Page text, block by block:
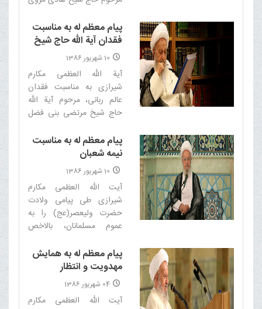
ایشان بدین شرح است:‌
پیام معظم له به مناسبت
فقدان آیة الله حاج شیخ
مرتضی بنی فضل
10 شهریور 1386
آیة الله العظمی مکارم
شیرازی به مناسبت فقدان
عالم ربانی، مرحوم آیة الله
حاج شیخ مرتضی بنی فضل
شرقی در مجلس خبرگان
رهبری پیامی بدین شرح
صادر فرمودند:‌
پیام معظم له به مناسبت
نیمه شعبان
10 شهریور 1386
آیت الله العظمی مکارم
شیرازی طی پیامی ولادت
حضرت ولیعصر(عج) را به
عموم مسلمانان، بالاخص
متن پیام بدین شرح است:‌
پیام معظم له به همایش
مهدویت و انتظار
04 شهریور 1386
آیت الله العظمی مکارم